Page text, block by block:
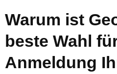
Warum ist
beste Wahl
Anmeldung